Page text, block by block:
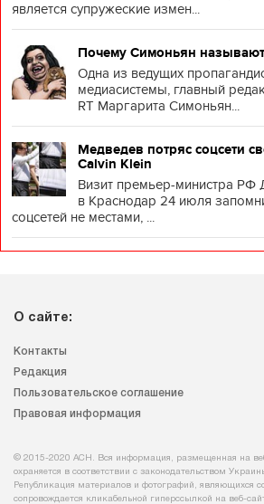
является супружеские измен...
Почему Симоньян
Одна из ведущих
медиасистемы, главный
RT Маргарита Симоньян...
Медведев потряс соцсети
Calvin Klein
Визит премьер-министра РФ
в Краснодар 24 июля
соцсетей не местами, ...
О сайте:
Контакты
Редакция
Пользовательское соглашение
Правовая информация
© 2015-2020 АСН. Вся информация, размещенная на
охраняется в соответствии с законодательством
Републикация материалов и фотографий, являющихся
сопровождается кликабельной гиперссылкой на веб-